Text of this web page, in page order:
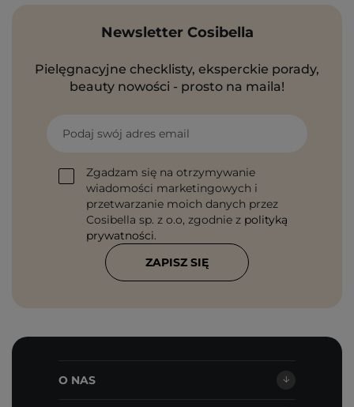
Newsletter Cosibella
Pielęgnacyjne checklisty, eksperckie porady,
beauty nowości - prosto na maila!
Podaj swój adres email
Zgadzam się na otrzymywanie
wiadomości marketingowych i
przetwarzanie moich danych przez
Cosibella sp. z o.o, zgodnie z polityką
prywatności.
ZAPISZ SIĘ
O NAS